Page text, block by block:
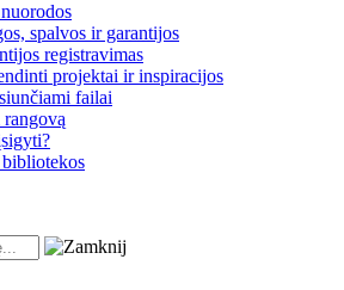
spalvos ir garantijos
registravimas
projektai ir inspiracijos
failai
rangovą